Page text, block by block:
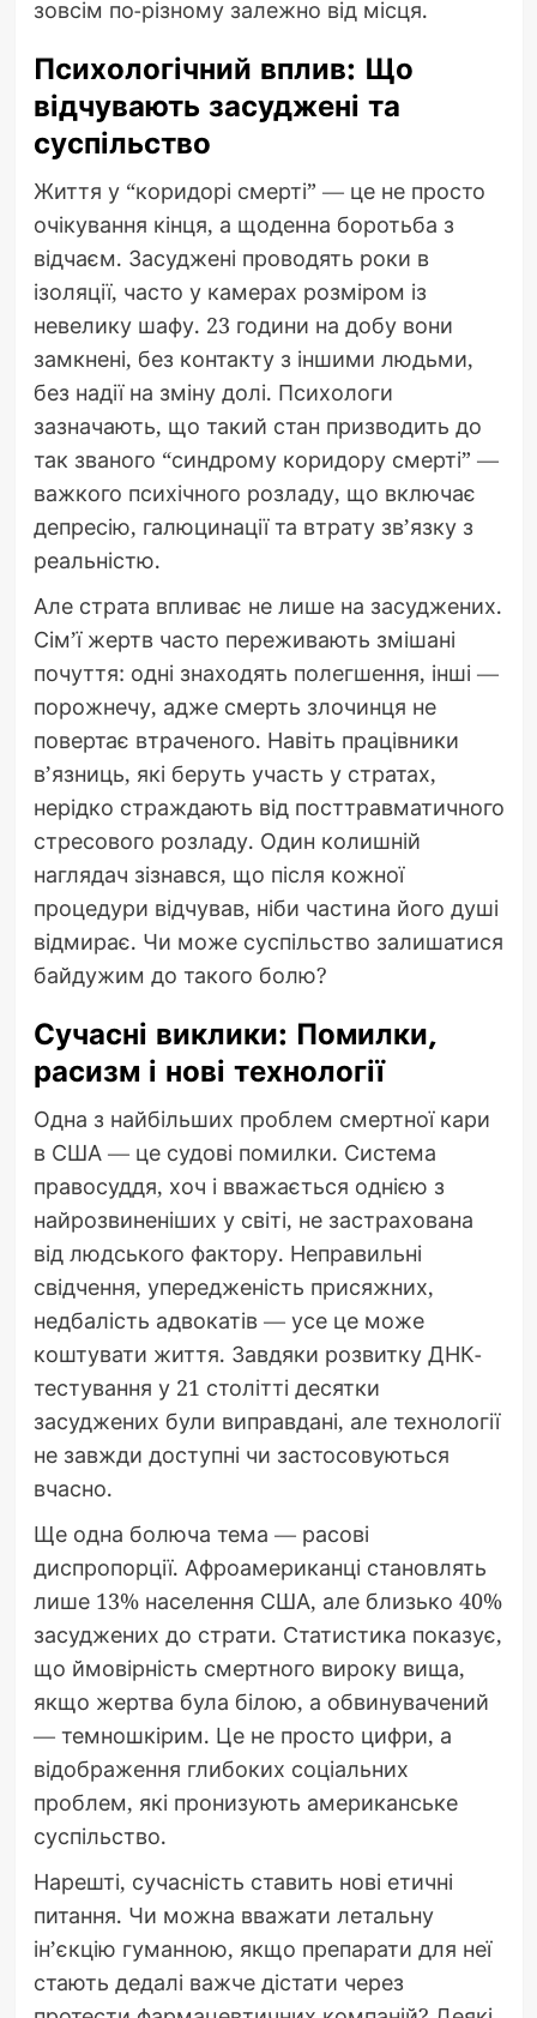
зовсім по-різному залежно від місця.
Психологічний вплив: Що
відчувають засуджені та
суспільство
Життя у “коридорі смерті” — це не просто
очікування кінця, а щоденна боротьба з
відчаєм. Засуджені проводять роки в
ізоляції, часто у камерах розміром із
невелику шафу. 23 години на добу вони
замкнені, без контакту з іншими людьми,
без надії на зміну долі. Психологи
зазначають, що такий стан призводить до
так званого “синдрому коридору смерті” —
важкого психічного розладу, що включає
депресію, галюцинації та втрату зв’язку з
реальністю.
Але страта впливає не лише на засуджених.
Сім’ї жертв часто переживають змішані
почуття: одні знаходять полегшення, інші —
порожнечу, адже смерть злочинця не
повертає втраченого. Навіть працівники
в’язниць, які беруть участь у стратах,
нерідко страждають від посттравматичного
стресового розладу. Один колишній
наглядач зізнався, що після кожної
процедури відчував, ніби частина його душі
відмирає. Чи може суспільство залишатися
байдужим до такого болю?
Сучасні виклики: Помилки,
расизм і нові технології
Одна з найбільших проблем смертної кари
в США — це судові помилки. Система
правосуддя, хоч і вважається однією з
найрозвиненіших у світі, не застрахована
від людського фактору. Неправильні
свідчення, упередженість присяжних,
недбалість адвокатів — усе це може
коштувати життя. Завдяки розвитку ДНК-
тестування у 21 столітті десятки
засуджених були виправдані, але технології
не завжди доступні чи застосовуються
вчасно.
Ще одна болюча тема — расові
диспропорції. Афроамериканці становлять
лише 13% населення США, але близько 40%
засуджених до страти. Статистика показує,
що ймовірність смертного вироку вища,
якщо жертва була білою, а обвинувачений
— темношкірим. Це не просто цифри, а
відображення глибоких соціальних
проблем, які пронизують американське
суспільство.
Нарешті, сучасність ставить нові етичні
питання. Чи можна вважати летальну
ін’єкцію гуманною, якщо препарати для неї
стають дедалі важче дістати через